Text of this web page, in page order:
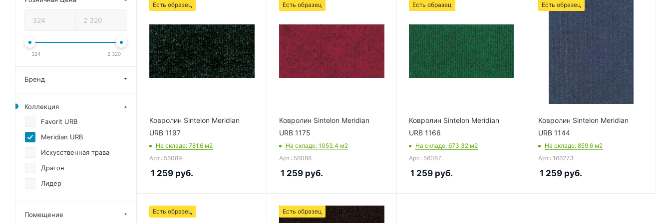
Есть образец
Ковролин Sintelon Meridian
URB 1197
На складе: 781.6 м2
Арт.: 56089
1 259 руб.
Есть образец
Ковролин Sintelon Meridian
URB 1175
На складе: 1053.4 м2
Арт.: 56088
1 259руб.
Есть образец
Ковролин Sintelon Meridian
URB 1166
На складе: 673.32 м2
Арт.: 56087
1 259руб.
Есть образец
Ковролин Sintelon Meridian
URB 1144
На складе: 859.6 м2
Арт.: 166273
1 259 руб.
Есть образец Есть образец
324 2 320
Бренд
Коллекция
Favorit URB
Meridian URB
Искусственная трава
Драгон
Лидер
Помещение